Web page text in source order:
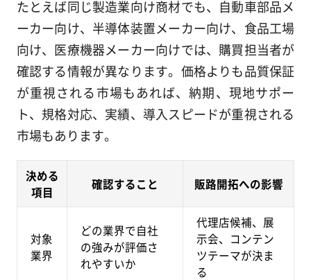
たとえば同じ製造業向け商材でも、自動車部品メ
ーカー向け、半導体装置メーカー向け、食品工場
向け、医療機器メーカー向けでは、購買担当者が
確認する情報が異なります。価格よりも品質保証
が重視される市場もあれば、納期、現地サポー
ト、規格対応、実績、導入スピードが重視される
市場もあります。
決める
項目
確認すること 販路開拓への影響
対象
業界
どの業界で自社
の強みが評価さ
れやすいか
代理店候補、展
示会、コンテン
ツテーマが決ま
る